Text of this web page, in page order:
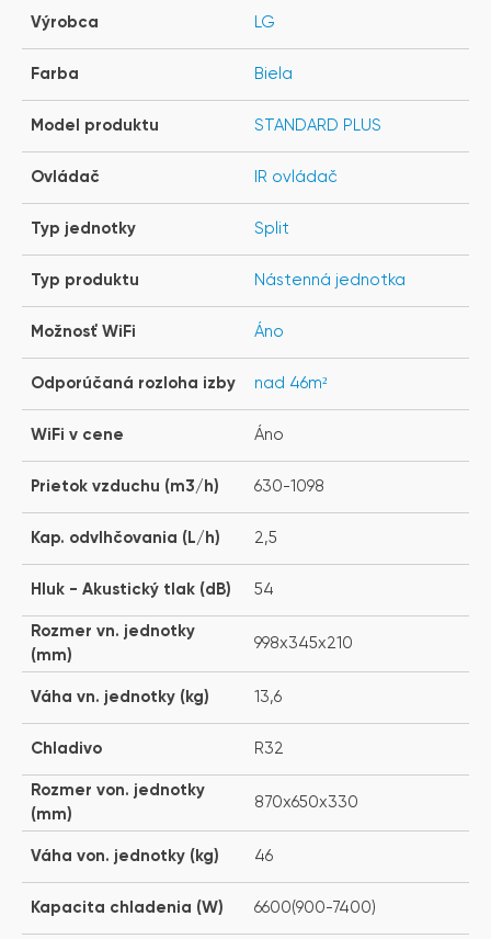
Výrobca LG
Farba Biela
Model produktu STANDARD PLUS
Ovládač IR ovládač
Typ jednotky Split
Typ produktu Nástenná jednotka
Možnosť WiFi Áno
Odporúčaná rozloha izby nad 46m²
WiFi v cene Áno
Prietok vzduchu (m3/h) 630-1098
Kap. odvlhčovania (L/h) 2,5
Hluk - Akustický tlak (dB) 54
Rozmer vn. jednotky
(mm)
998x345x210
Váha vn. jednotky (kg) 13,6
Chladivo R32
Rozmer von. jednotky
(mm)
870x650x330
Váha von. jednotky (kg) 46
Kapacita chladenia (W) 6600(900-7400)